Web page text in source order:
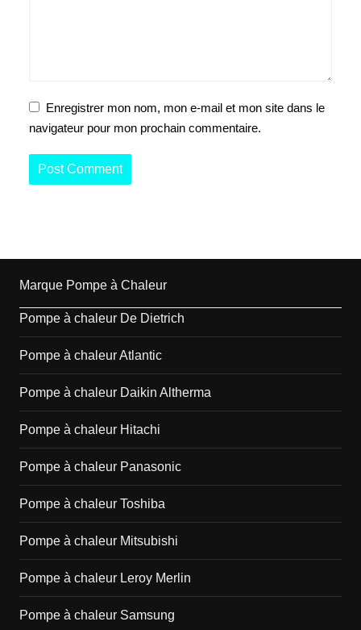
Enregistrer mon nom, mon e-mail et mon site dans le
navigateur pour mon prochain commentaire.
Marque Pompe à Chaleur
Pompe à chaleur De Dietrich
Pompe à chaleur Atlantic
Pompe à chaleur Daikin Altherma
Pompe à chaleur Hitachi
Pompe à chaleur Panasonic
Pompe à chaleur Toshiba
Pompe à chaleur Mitsubishi
Pompe à chaleur Leroy Merlin
Pompe à chaleur Samsung